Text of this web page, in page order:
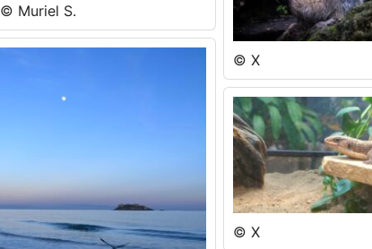
© Muriel S.
© X
© X